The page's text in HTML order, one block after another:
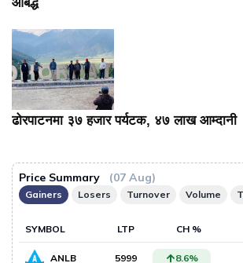
ढोरपाटनमा ३७ हजार पर्यटक, ४७ लाख आम्दानी